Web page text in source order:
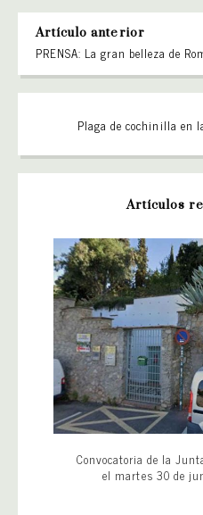
Artículo anterior
PRENSA: La gran belleza de
Plaga de cochinilla en
Artículos
Convocatoria de la
el martes 30 de